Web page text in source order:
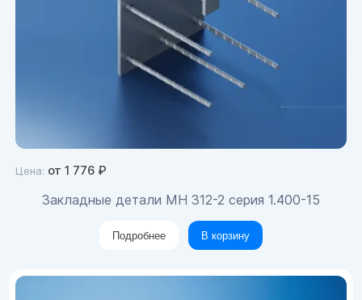
Цена: от1 776 ₽
Закладные детали МН 312-2 серия 1.400-15
Подробнее В корзину